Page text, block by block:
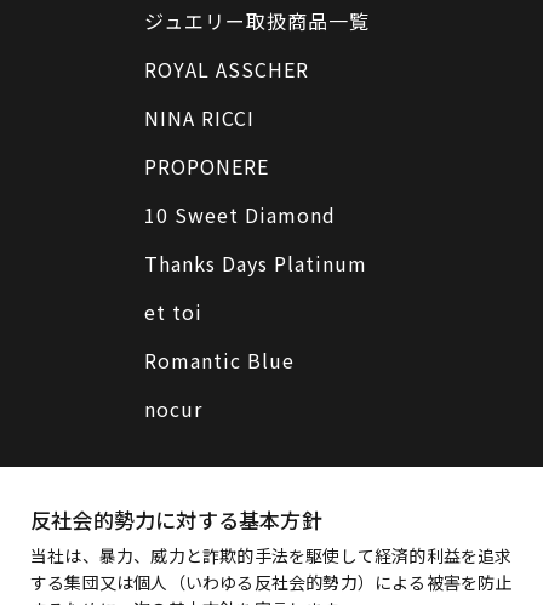
ジュエリー取扱商品一覧
ROYAL ASSCHER
NINA RICCI
PROPONERE
10 Sweet Diamond
Thanks Days Platinum
et toi
Romantic Blue
nocur
反社会的勢力に対する基本方針
当社は、暴力、威力と詐欺的手法を駆使して経済的利益を追求
する集団又は個人（いわゆる反社会的勢力）による被害を防止